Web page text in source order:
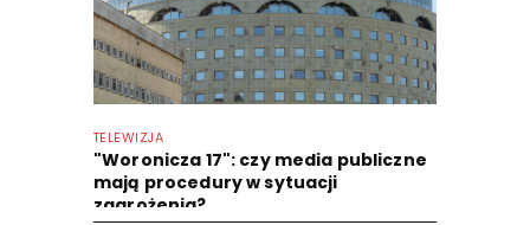
TELEWIZJA
"Woronicza 17": czy media publiczne
mają procedury w sytuacji
zagrożenia?